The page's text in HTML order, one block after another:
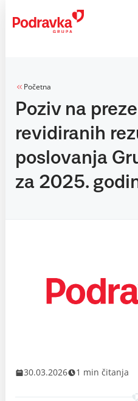
content
Početna
Poziv na
revidiranih
poslovanja
za 2025.
30.03.2026 1 min čitanja